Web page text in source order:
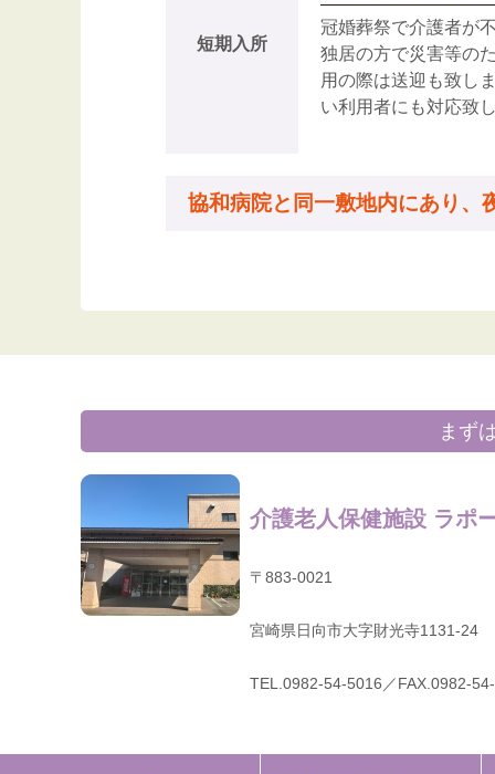
短期入所
冠婚葬祭で介護者が
独居の方で災害等の
用の際は送迎も致し
い利用者にも対応致
協和病院と同一敷地内にあり、
まず
介護老人保健施設 ラポ
〒883-0021
宮崎県日向市大字財光寺1131-24
TEL.0982-54-5016／FAX.0982-